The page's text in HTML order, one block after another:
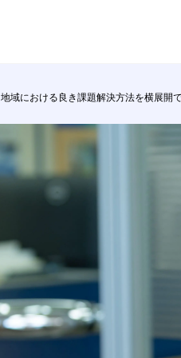
地域における良き課題解決方法を横展開